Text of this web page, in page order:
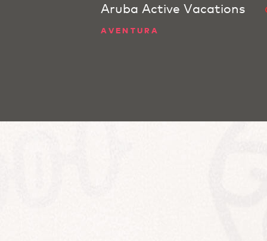
Aruba Active Vacations
AVENTURA